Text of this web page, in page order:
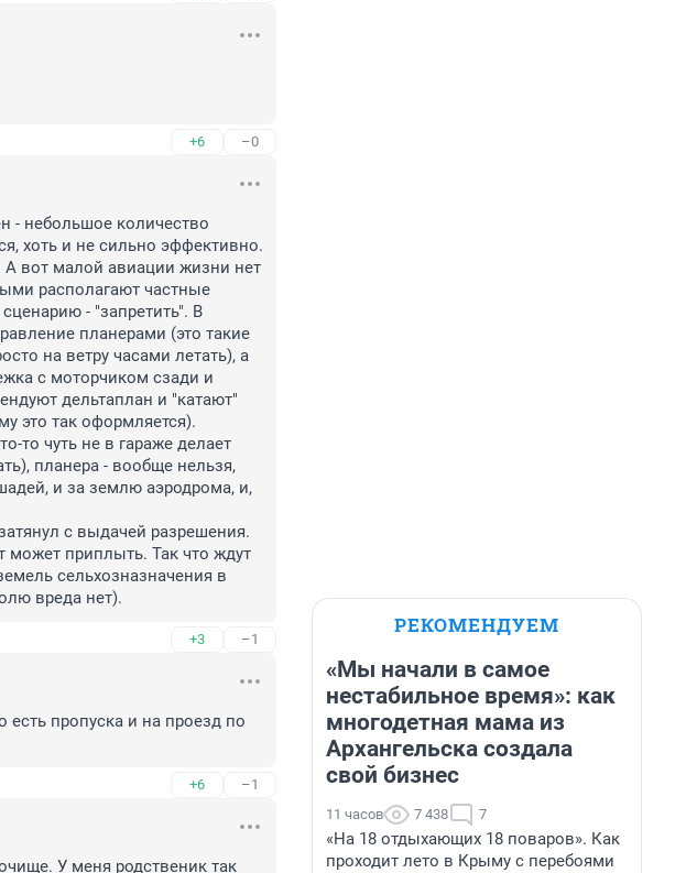
+6 –0
- небольшое количество
хоть и не сильно эффективно.
А вот малой авиации жизни нет
располагают частные
- "запретить". В
планерами (это такие
на ветру часами летать), а
с моторчиком сзади и
дельтаплан и "катают"
это так оформляется).
то чуть не в гараже делает
планера - вообще нельзя,
и за землю аэродрома, и,
с выдачей разрешения.
может приплыть. Так что ждут
сельхозназначения в
вреда нет).
+3 –1
есть пропуска и на проезд по
+6 –1
У меня родственик так
РЕКОМЕНДУЕМ
«Мы начали в самое
нестабильное время»: как
многодетная мама из
Архангельска создала
свой бизнес
11 часов 7 438 7
«На 18 отдыхающих 18 поваров». Как
проходит лето в Крыму с перебоями